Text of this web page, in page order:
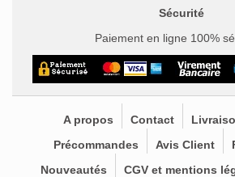
Sécurité
Paiement en ligne 100%
A propos Contact
Précommandes
Avis Client
Nouveautés
CGV et mentions